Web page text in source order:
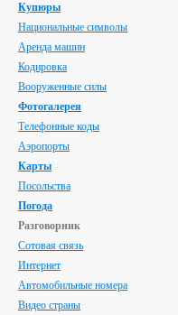
Купюры
Национальные символы
Аренда машин
Кодировка
Вооруженные силы
Фотогалерея
Телефонные коды
Аэропорты
Карты
Посольства
Погода
Разговорник
Сотовая связь
Интернет
Автомобильные номера
Видео страны